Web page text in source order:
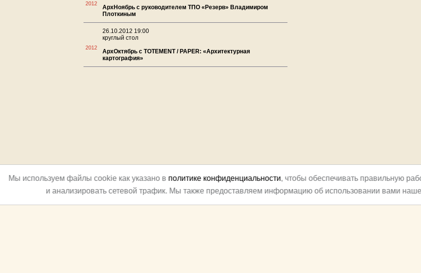
2012
АрхНоябрь с руководителем ТПО «Резерв» Владимиром
Плоткиным
2012
26.10.2012 19:00
круглый стол
АрхОктябрь с TOTEMENT / PAPER: «Архитектурная
картография»
Мы используем файлы cookie как указано в политике конфиденциальности, чтобы обеспечивать правильную
и анализировать сетевой трафик. Мы также предоставляем информацию об использовании вами